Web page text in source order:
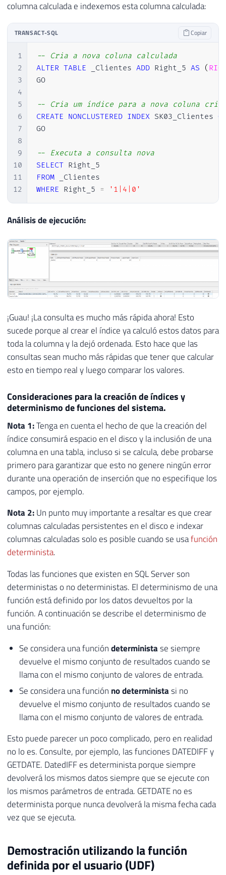
columna calculada e indexemos esta columna calculada:
TRANSACT-SQL Copiar
1
2
3
4
5
6
7
8
9
10
11
12
-- Cria a nova coluna calculada
ALTER TABLE _Clientes ADD Right_5 AS (
GO
-- Cria um índice para a nova coluna
CREATE NONCLUSTERED INDEX SK03_Clientes
GO
-- Executa a consulta nova
SELECT
FROM
WHERE Right_5 = '1|4|0'
Análisis de ejecución:
¡Guau! ¡La consulta es mucho más rápida ahora! Esto
sucede porque al crear el índice ya calculó estos datos para
toda la columna y la dejó ordenada. Esto hace que las
consultas sean mucho más rápidas que tener que calcular
esto en tiempo real y luego comparar los valores.
Consideraciones para la creación de índices y
determinismo de funciones del sistema.
Nota 1:Tenga en cuenta el hecho de que la creación del
índice consumirá espacio en el disco y la inclusión de una
columna en una tabla, incluso si se calcula, debe probarse
primero para garantizar que esto no genere ningún error
durante una operación de inserción que no especifique los
campos, por ejemplo.
Nota 2:Un punto muy importante a resaltar es que crear
columnas calculadas persistentes en el disco e indexar
columnas calculadas solo es posible cuando se usafunción
determinista.
Todas las funciones que existen en SQL Server son
deterministas o no deterministas. El determinismo de una
función está definido por los datos devueltos por la
función. A continuación se describe el determinismo de
una función:
Se considera una funcióndeterministase siempre
devuelve el mismo conjunto de resultados cuando se
llama con el mismo conjunto de valores de entrada.
Se considera una función no deterministasi no
devuelve el mismo conjunto de resultados cuando se
llama con el mismo conjunto de valores de entrada.
Esto puede parecer un poco complicado, pero en realidad
no lo es. Consulte, por ejemplo, las funciones DATEDIFF y
GETDATE. DatedIFF es determinista porque siempre
devolverá los mismos datos siempre que se ejecute con
los mismos parámetros de entrada. GETDATE no es
determinista porque nunca devolverá la misma fecha cada
vez que se ejecuta.
Demostración utilizando la función
definida por el usuario (UDF)